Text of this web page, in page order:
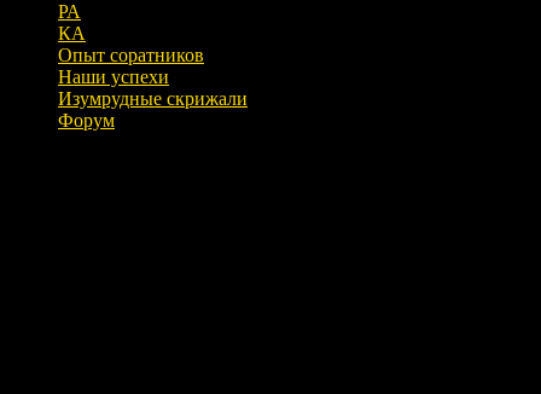
РА
КА
Опыт соратников
Наши успехи
Изумрудные скрижали
Форум